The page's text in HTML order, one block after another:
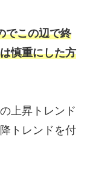
でこの辺で終
慎重にした方
上昇トレンド
トレンドを付